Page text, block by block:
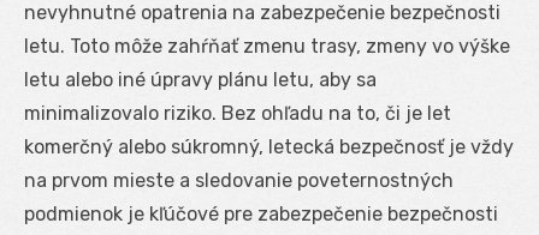
nevyhnutné opatrenia na zabezpečenie bezpečnosti
letu. Toto môže zahŕňať zmenu trasy, zmeny vo výške
letu alebo iné úpravy plánu letu, aby sa
minimalizovalo riziko. Bez ohľadu na to, či je let
komerčný alebo súkromný, letecká bezpečnosť je vždy
na prvom mieste a sledovanie poveternostných
podmienok je kľúčové pre zabezpečenie bezpečnosti